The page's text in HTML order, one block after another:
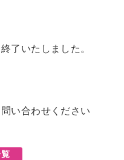
了いたしました。
い合わせください